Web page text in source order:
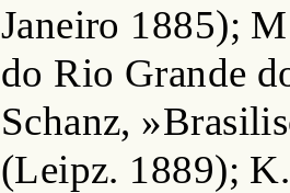
Janeiro 1885);
do Rio Grande
Schanz,
(Leipz. 1889);